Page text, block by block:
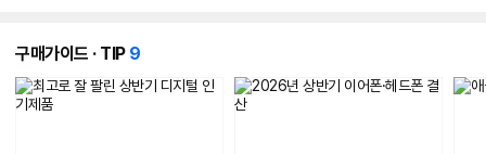
구매가이드 · TIP 9개
콘